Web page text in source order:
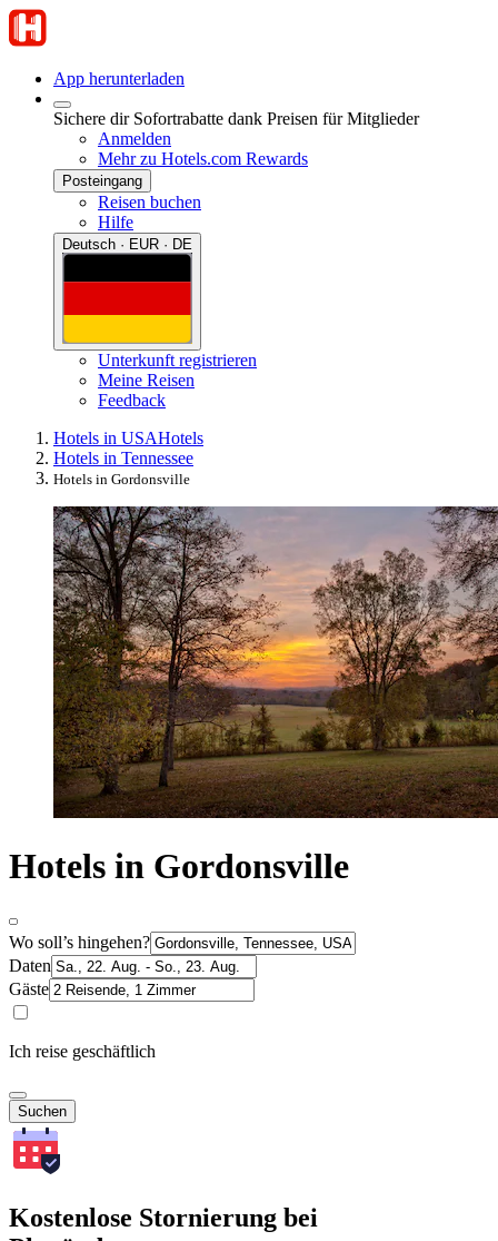
App herunterladen
Sichere dir Sofortrabatte dank Preisen für Mitglieder
Anmelden
Mehr zu Hotels.com Rewards
Posteingang
Reisen buchen
Hilfe
Deutsch · EUR · DE
Unterkunft registrieren
Meine Reisen
Feedback
Hotels in USAHotels
Hotels in Tennessee
Hotels in Gordonsville
Hotels in Gordonsville
Wo soll’s hingehen?
Daten
Gäste
Ich reise geschäftlich
Suchen
Kostenlose Stornierung bei